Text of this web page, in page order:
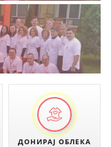
ДОНИРАЈ ОБЛЕКА